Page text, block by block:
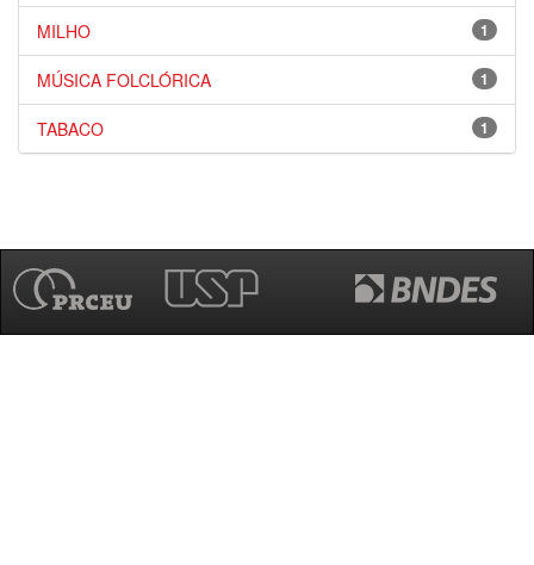
1
MILHO
1
MÚSICA FOLCLÓRICA
1
TABACO